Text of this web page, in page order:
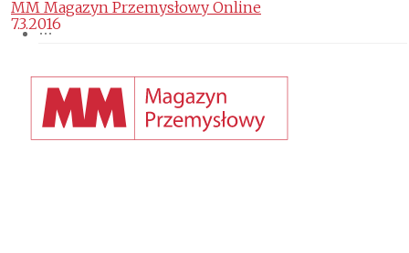
MM Magazyn Przemysłowy Online
7.3.2016